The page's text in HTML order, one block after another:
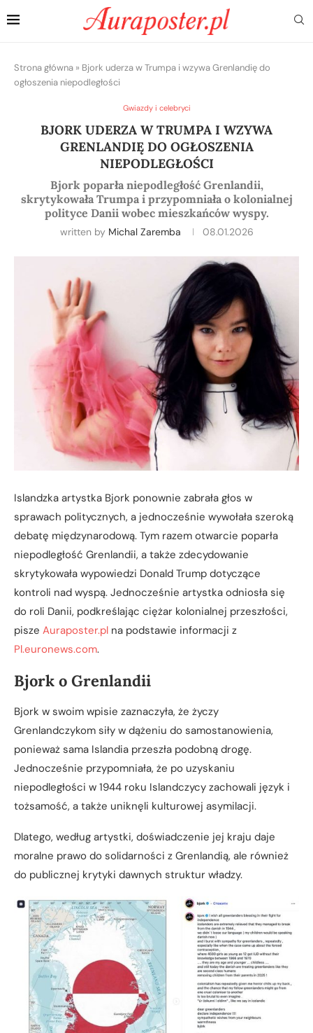
Strona główna » Bjork uderza w Trumpa i wzywa Grenlandię do
ogłoszenia niepodległości
Gwiazdy i celebryci
BJORK UDERZA W TRUMPA I WZYWA
GRENLANDIĘ DO OGŁOSZENIA
NIEPODLEGŁOŚCI
Bjork poparła niepodległość Grenlandii,
skrytykowała Trumpa i przypomniała o kolonialnej
polityce Danii wobec mieszkańców wyspy.
written by Michal Zaremba 08.01.2026
Islandzka artystka Bjork ponownie zabrała głos w
sprawach politycznych, a jednocześnie wywołała szeroką
debatę międzynarodową. Tym razem otwarcie poparła
niepodległość Grenlandii, a także zdecydowanie
skrytykowała wypowiedzi Donald Trump dotyczące
kontroli nad wyspą. Jednocześnie artystka odniosła się
do roli Danii, podkreślając ciężar kolonialnej przeszłości,
pisze Auraposter.pl na podstawie informacji z
Pl.euronews.com.
Bjork o Grenlandii
Bjork w swoim wpisie zaznaczyła, że życzy
Grenlandczykom siły w dążeniu do samostanowienia,
ponieważ sama Islandia przeszła podobną drogę.
Jednocześnie przypomniała, że po uzyskaniu
niepodległości w 1944 roku Islandczycy zachowali język i
tożsamość, a także uniknęli kulturowej asymilacji.
Dlatego, według artystki, doświadczenie jej kraju daje
moralne prawo do solidarności z Grenlandią, ale również
do publicznej krytyki dawnych struktur władzy.